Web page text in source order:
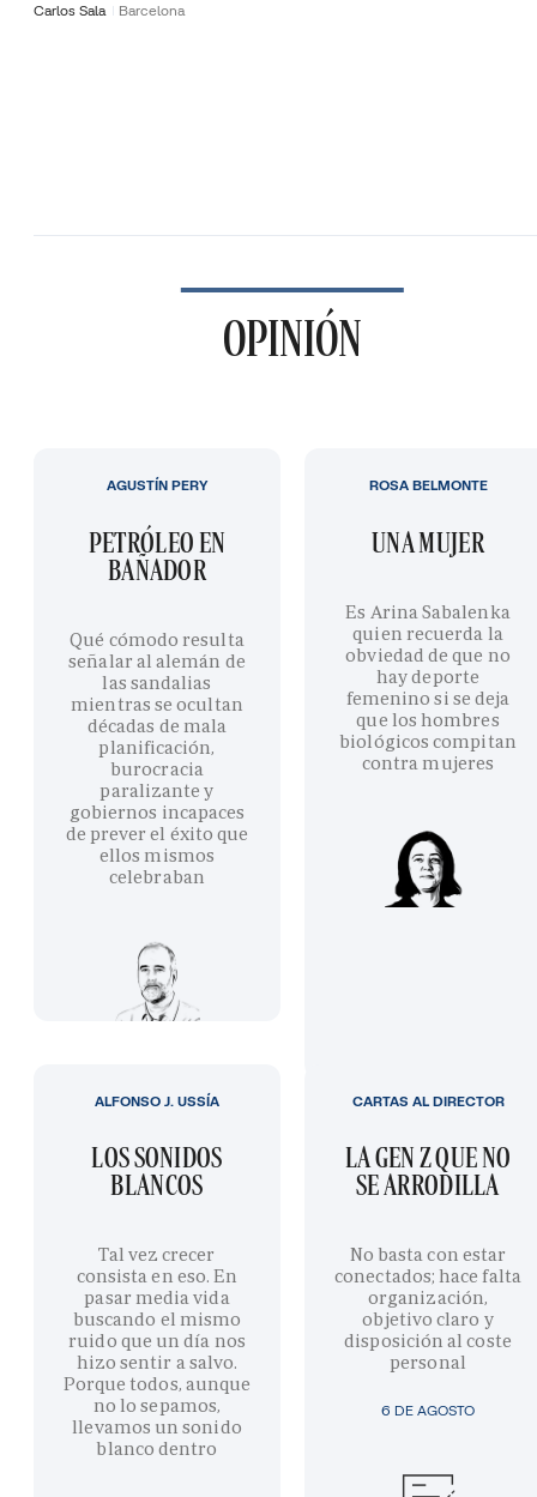
Carlos Sala Barcelona
OPINIÓN
PETRÓLEO EN
BAÑADOR
Qué cómodo resulta
señalar al alemán de
las sandalias
mientras se ocultan
décadas de mala
planificación,
burocracia
paralizante y
gobiernos incapaces
de prever el éxito que
ellos mismos
celebraban
AGUSTÍN PERY
UNA MUJER
Es Arina Sabalenka
quien recuerda la
obviedad de que no
hay deporte
femenino si se deja
que los hombres
biológicos compitan
contra mujeres
ROSA BELMONTE
LOS SONIDOS
BLANCOS
Tal vez crecer
consista en eso. En
pasar media vida
buscando el mismo
ruido que un día nos
hizo sentir a salvo.
Porque todos, aunque
no lo sepamos,
llevamos un sonido
blanco dentro
ALFONSO J. USSÍA
6 DE AGOSTO
LA GEN Z QUE NO
SE ARRODILLA
No basta con estar
conectados; hace falta
organización,
objetivo claro y
disposición al coste
personal
CARTAS AL DIRECTOR